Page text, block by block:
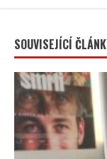
SOUVISEJÍCÍ